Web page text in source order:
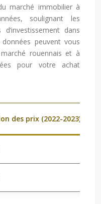
marché immobilier à
soulignant les
dans
peuvent vous
rouennais et à
pour votre achat
des prix (2022-2023)